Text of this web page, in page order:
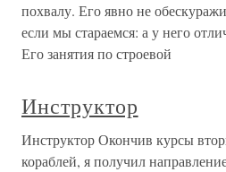
похвалу. Его явно не
если мы стараемся: а у него
Его занятия по строевой
Инструктор
Инструктор Окончив курсы
кораблей, я получил